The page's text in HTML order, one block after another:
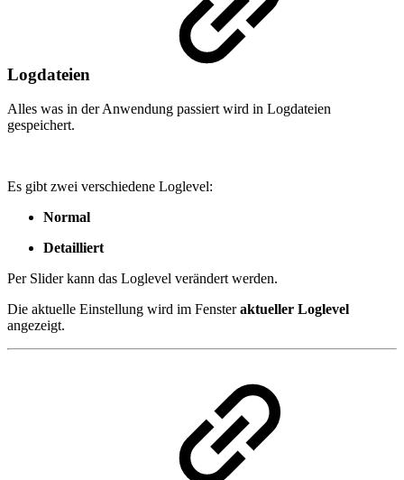
Logdateien
Alles was in der Anwendung passiert wird in Logdateien
gespeichert.
Es gibt zwei verschiedene Loglevel:
Normal
Detailliert
Per Slider kann das Loglevel verändert werden.
Die aktuelle Einstellung wird im Fensteraktueller Loglevel
angezeigt.